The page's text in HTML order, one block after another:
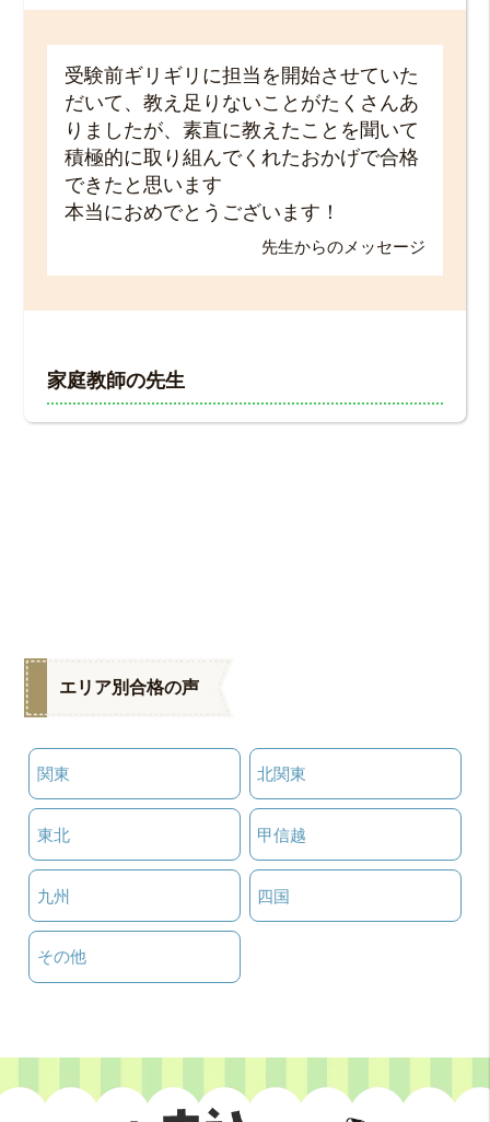
受験前ギリギリに担当を開始させていた
だいて、教え足りないことがたくさんあ
りましたが、素直に教えたことを聞いて
積極的に取り組んでくれたおかげで合格
できたと思います
本当におめでとうございます！
先生からのメッセージ
家庭教師の先生
エリア別合格の声
関東 北関東
東北 甲信越
九州 四国
その他